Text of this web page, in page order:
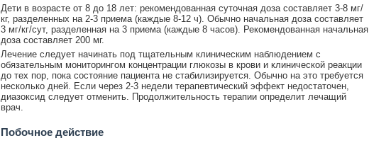
Дети в возрасте от 8 до 18 лет: рекомендованная суточная доза составляет 3-8 мг/
кг, разделенных на 2-3 приема (каждые 8-12 ч). Обычно начальная доза составляет
3 мг/кг/сут, разделенная на 3 приема (каждые 8 часов). Рекомендованная начальная
доза составляет 200 мг.
Лечение следует начинать под тщательным клиническим наблюдением с
обязательным мониторингом концентрации глюкозы в крови и клинической реакции
до тех пор, пока состояние пациента не стабилизируется. Обычно на это требуется
несколько дней. Если через 2-3 недели терапевтический эффект недостаточен,
диазоксид следует отменить. Продолжительность терапии определит лечащий
врач.
Побочное действие